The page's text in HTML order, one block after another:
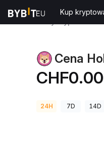
Kup
Cena
24H 7D 14D